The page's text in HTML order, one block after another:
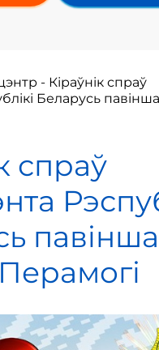
- Кіраўнік спраў
Беларусь
спраў